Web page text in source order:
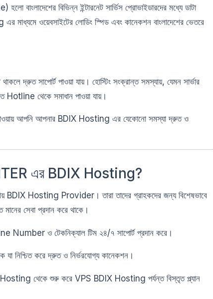
বিভিন্ন ইন্টারনেট সার্ভিস প্রোভাইডারদের মধ্যে ডাটা
ওয়েবসাইটের লোডিং স্পিড এবং কানেকশন বাংলাদেশের ভেতরে
দ্রুত সাপোর্ট পাওয়া যায়। হোস্টিং সংক্রান্ত সমস্যায়, যেমন সার্ভার
Hotline থেকে সমাধান পাওয়া যায়।
আপনি আপনার BDIX Hosting এর যেকোনো সমস্যা দ্রুত ও
এর BDIX Hosting?
BDIX Hosting Provider। তারা তাদের গ্রাহকদের জন্য বিশেষভাবে
সেবা প্রদান করে থাকে।
ও টেকনিক্যাল টিম ২৪/৭ সাপোর্ট প্রদান করে।
যা নিশ্চিত করে দ্রুত ও নির্ভরযোগ্য কানেকশন।
থেকে শুরু করে VPS BDIX Hosting পর্যন্ত বিস্তৃত প্ল্যান